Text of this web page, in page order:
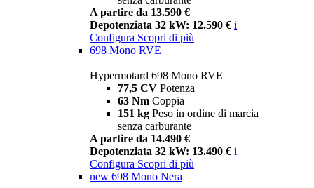
A partire da 13.590 €
Depotenziata 32 kW: 12.590 € i
Configura Scopri di più
698 Mono RVE
Hypermotard 698 Mono RVE
77,5 CV Potenza
63 Nm Coppia
151 kg Peso in ordine di marcia
senza carburante
A partire da 14.490 €
Depotenziata 32 kW: 13.490 € i
Configura Scopri di più
new 698 Mono Nera